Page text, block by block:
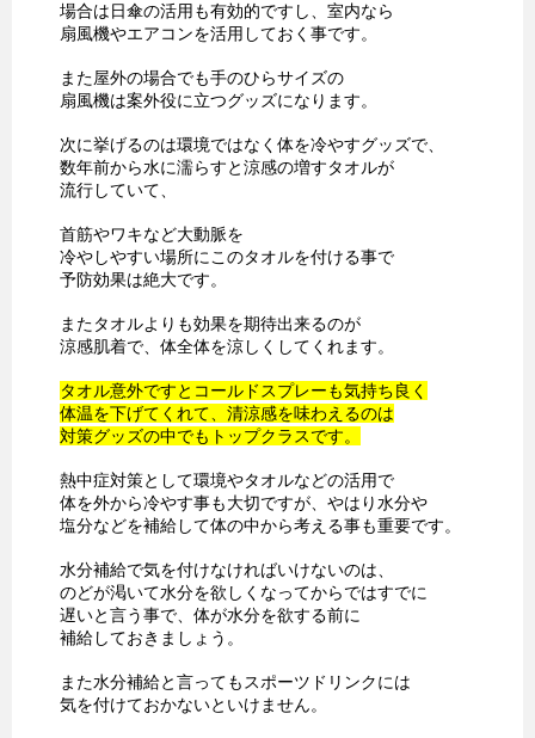
場合は日傘の活用も有効的ですし、室内なら
扇風機やエアコンを活用しておく事です。
また屋外の場合でも手のひらサイズの
扇風機は案外役に立つグッズになります。
次に挙げるのは環境ではなく体を冷やすグッズで、
数年前から水に濡らすと涼感の増すタオルが
流行していて、
首筋やワキなど大動脈を
冷やしやすい場所にこのタオルを付ける事で
予防効果は絶大です。
またタオルよりも効果を期待出来るのが
涼感肌着で、体全体を涼しくしてくれます。
タオル意外ですとコールドスプレーも気持ち良く
体温を下げてくれて、清涼感を味わえるのは
対策グッズの中でもトップクラスです。
熱中症対策として環境やタオルなどの活用で
体を外から冷やす事も大切ですが、やはり水分や
塩分などを補給して体の中から考える事も重要です。
水分補給で気を付けなければいけないのは、
のどが渇いて水分を欲しくなってからではすでに
遅いと言う事で、体が水分を欲する前に
補給しておきましょう。
また水分補給と言ってもスポーツドリンクには
気を付けておかないといけません。